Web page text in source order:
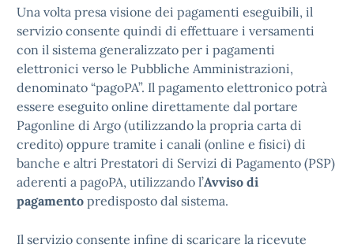
Una volta presa visione dei pagamenti eseguibili, il
servizio consente quindi di effettuare i versamenti
con il sistema generalizzato per i pagamenti
elettronici verso le Pubbliche Amministrazioni,
denominato “pagoPA”. Il pagamento elettronico potrà
essere eseguito online direttamente dal portare
Pagonline di Argo (utilizzando la propria carta di
credito) oppure tramite i canali (online e fisici) di
banche e altri Prestatori di Servizi di Pagamento (PSP)
aderenti a pagoPA, utilizzando l’Avviso di
pagamento predisposto dal sistema.
Il servizio consente infine di scaricare la ricevute